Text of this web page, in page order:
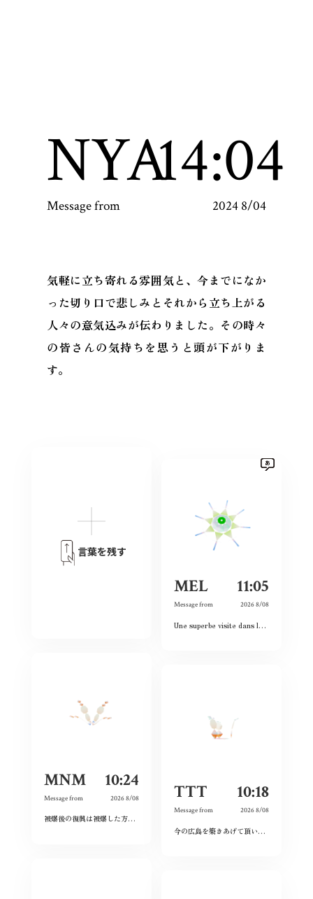
NYA14:04
Message from 2024 8/04
気軽に立ち寄れる雰囲気と、今までになか
った切り口で悲しみとそれから立ち上がる
人々の意気込みが伝わりました。その時々
の皆さんの気持ちを思うと頭が下がりま
す。
言葉を残す
MEL 11:05
Message from 2026 8/08
Une superbe visite dans le passé, le présent et le futur. Les images et vidéos sont sublimes et nous rappellent l’histoire passée.
MNM 10:24
Message from 2026 8/08
被爆後の復興は被爆した方たちだけが尽力してくれたのではなく戦前の方たちの工業や文化がもたらしてくれたものだと分かった。今の平和な生活を守っていこうと思う。
TTT 10:18
Message from 2026 8/08
今の広島を築きあげて頂いた先祖に感謝しつつ、僕達若い世代でこの広島を継承していきたいと、強く思いました。